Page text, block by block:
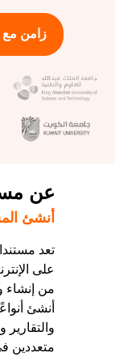
زامن مع
عن
أنشئ
تعد
على
من إنشاء
أنشئ
متعددين